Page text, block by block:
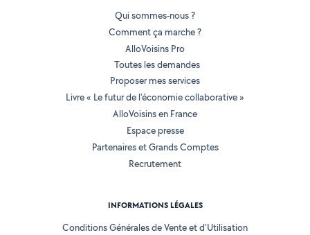
Qui sommes-nous ?
Comment ça marche ?
AlloVoisins Pro
Toutes les demandes
Proposer mes services
Livre « Le futur de l'économie collaborative »
AlloVoisins en France
Espace presse
Partenaires et Grands Comptes
Recrutement
INFORMATIONS LÉGALES
Conditions Générales de Vente et d'Utilisation